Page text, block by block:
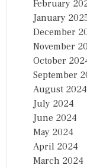
February
January
December
November
October
September
August 2024
July 2024
June 2024
May 2024
April 2024
March 2024